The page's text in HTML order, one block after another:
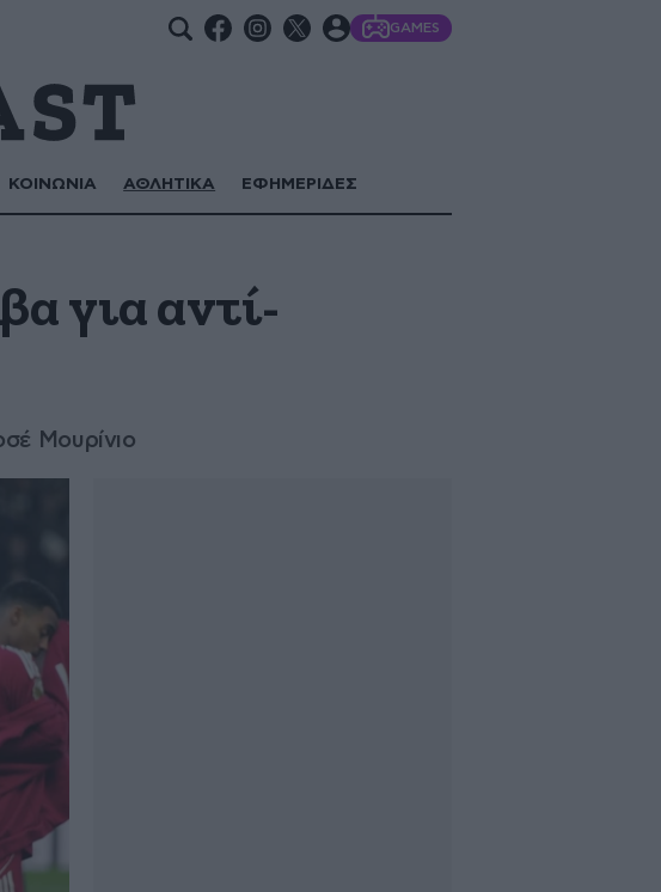
GAMES
ΚΟΙΝΩΝΙΑ ΑΘΛΗΤΙΚΑ ΕΦΗΜΕΡΙΔΕΣ
για αντί-
Μουρίνιο